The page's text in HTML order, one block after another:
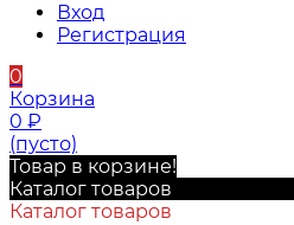
Вход
Регистрация
0
Корзина
0 ₽
(пусто)
Товар в корзине!
Каталог товаров
Каталог товаров